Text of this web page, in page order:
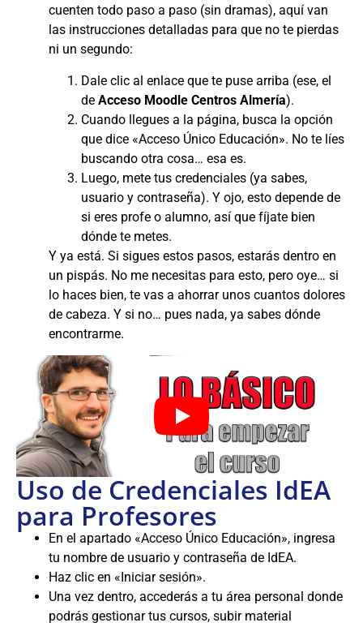
cuenten todo paso a paso (sin dramas), aquí van
las instrucciones detalladas para que no te pierdas
ni un segundo:
Dale clic al enlace que te puse arriba (ese, el
de Acceso Moodle Centros Almería).
Cuando llegues a la página, busca la opción
que dice «Acceso Único Educación». No te líes
buscando otra cosa… esa es.
Luego, mete tus credenciales (ya sabes,
usuario y contraseña). Y ojo, esto depende de
si eres profe o alumno, así que fíjate bien
dónde te metes.
Y ya está. Si sigues estos pasos, estarás dentro en
un pispás. No me necesitas para esto, pero oye… si
lo haces bien, te vas a ahorrar unos cuantos dolores
de cabeza. Y si no… pues nada, ya sabes dónde
encontrarme.
Uso de Credenciales IdEA
para Profesores
En el apartado «Acceso Único Educación», ingresa
tu nombre de usuario y contraseña de IdEA.
Haz clic en «Iniciar sesión».
Una vez dentro, accederás a tu área personal donde
podrás gestionar tus cursos, subir material